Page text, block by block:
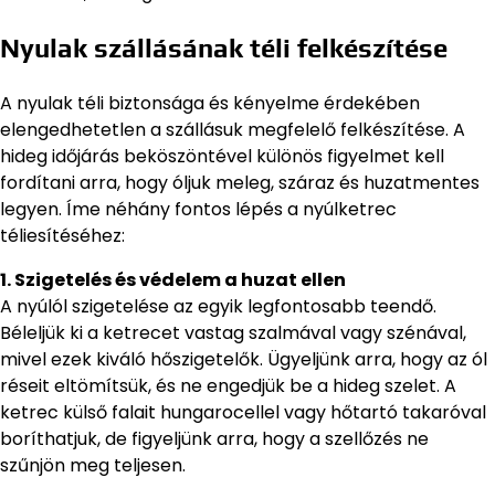
Nyulak szállásának téli felkészítése
A nyulak téli biztonsága és kényelme érdekében
elengedhetetlen a szállásuk megfelelő felkészítése. A
hideg időjárás beköszöntével különös figyelmet kell
fordítani arra, hogy óljuk meleg, száraz és huzatmentes
legyen. Íme néhány fontos lépés a nyúlketrec
téliesítéséhez:
1. Szigetelés és védelem a huzat ellen
A nyúlól szigetelése az egyik legfontosabb teendő.
Béleljük ki a ketrecet vastag szalmával vagy szénával,
mivel ezek kiváló hőszigetelők. Ügyeljünk arra, hogy az ól
réseit eltömítsük, és ne engedjük be a hideg szelet. A
ketrec külső falait hungarocellel vagy hőtartó takaróval
boríthatjuk, de figyeljünk arra, hogy a szellőzés ne
szűnjön meg teljesen.